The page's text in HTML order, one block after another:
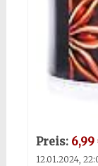
Preis: 6,99
12.01.2024,